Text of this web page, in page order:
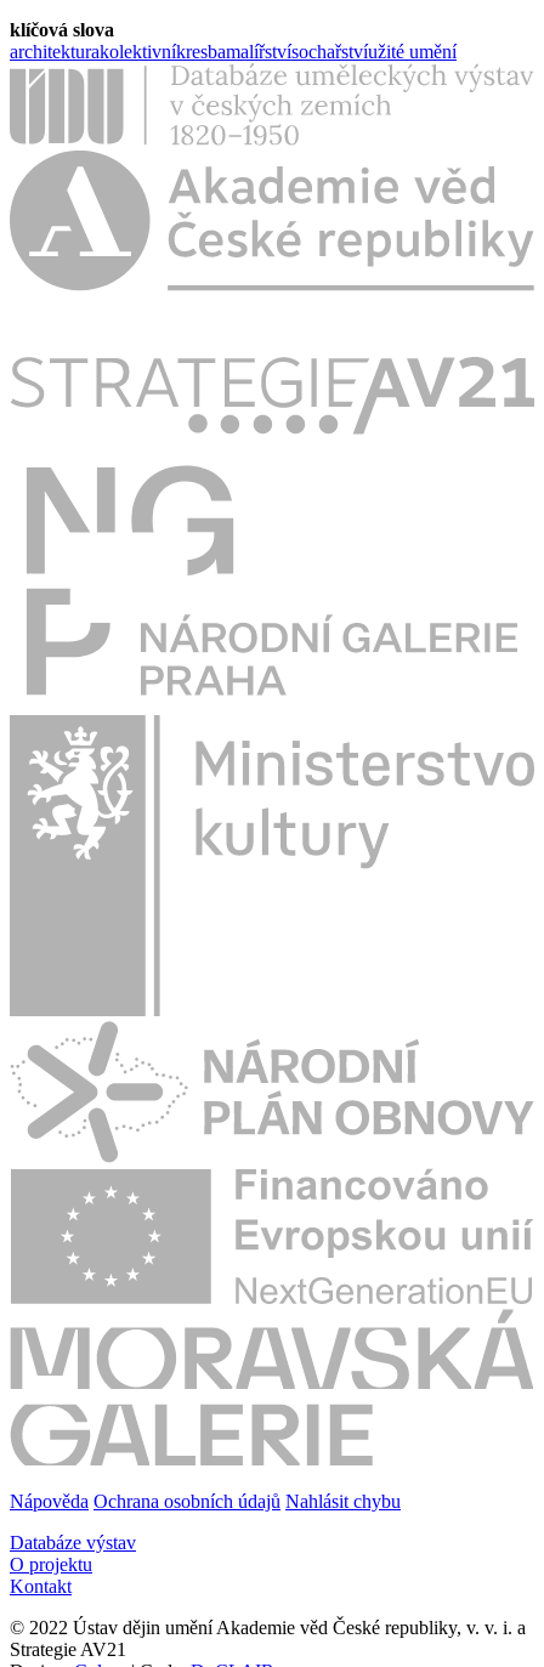
klíčová slova
architekturakolektivníkresbamalířstvísochařstvíužité umění
Nápověda Ochrana osobních údajů Nahlásit chybu
Databáze výstav
O projektu
Kontakt
© 2022 Ústav dějin umění Akademie věd České republiky, v. v. i. a
Strategie AV21